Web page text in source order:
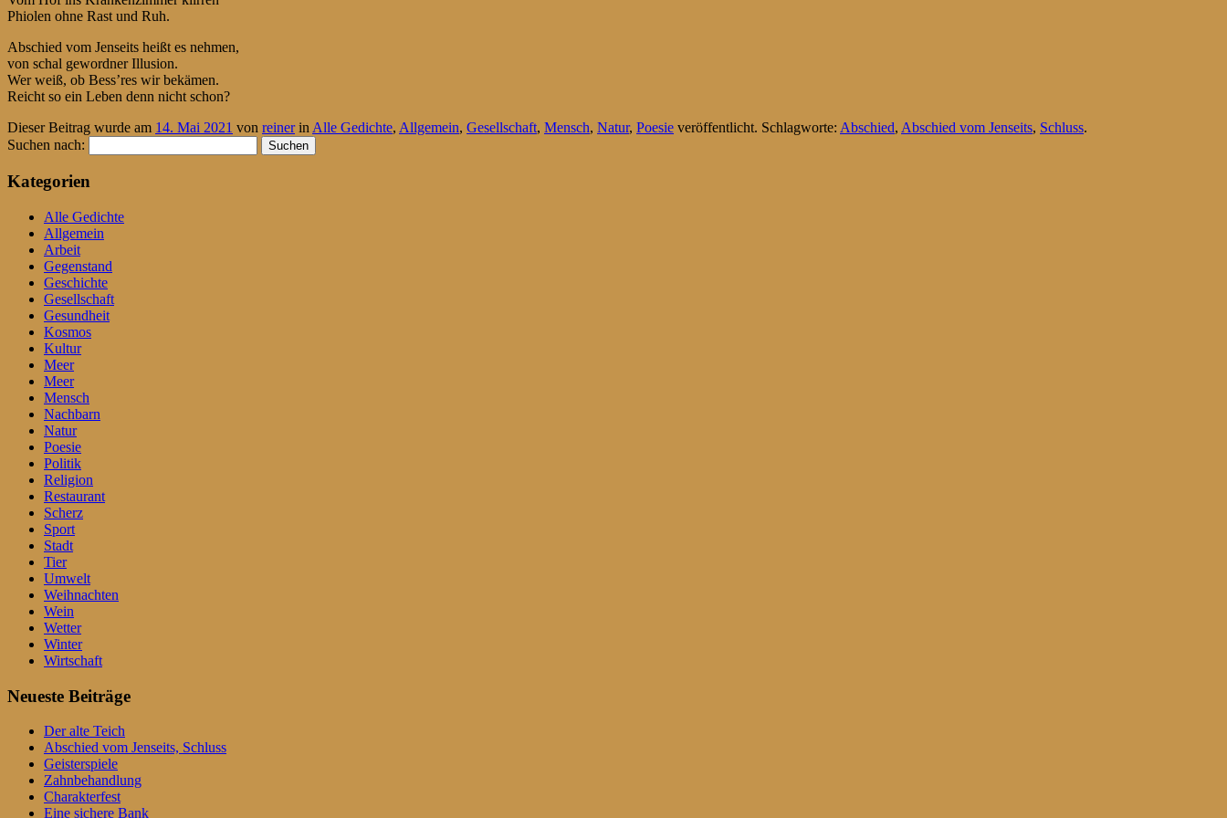
Phiolen ohne Rast und Ruh.
Abschied vom Jenseits heißt es nehmen,
von schal gewordner Illusion.
Wer weiß, ob Bess’res wir bekämen.
Reicht so ein Leben denn nicht schon?
Dieser Beitrag wurde am 14. Mai 2021 von reinerin Alle Gedichte, Allgemein, Gesellschaft, Mensch, Natur, Poesie veröffentlicht. Schlagworte: Abschied, Abschied vom Jenseits, Schluss.
Suchen nach:
Kategorien
Alle Gedichte
Allgemein
Arbeit
Gegenstand
Geschichte
Gesellschaft
Gesundheit
Kosmos
Kultur
Meer
Meer
Mensch
Nachbarn
Natur
Poesie
Politik
Religion
Restaurant
Scherz
Sport
Stadt
Tier
Umwelt
Weihnachten
Wein
Wetter
Winter
Wirtschaft
Neueste Beiträge
Der alte Teich
Abschied vom Jenseits, Schluss
Geisterspiele
Zahnbehandlung
Charakterfest
Eine sichere Bank